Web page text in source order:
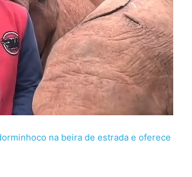
na beira de estrada e oferece